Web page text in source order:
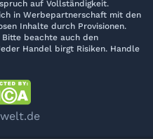
auf Vollständigkeit.
in Werbepartnerschaft mit den
Inhalte durch Provisionen.
Bitte beachte auch den
Handel birgt Risiken. Handle